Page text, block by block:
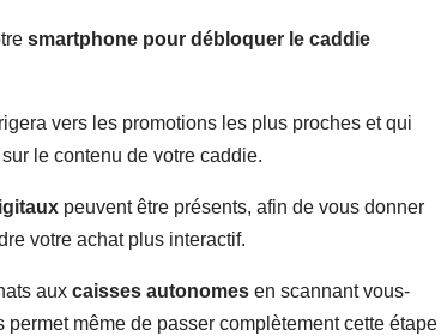
smartphone pour débloquer le caddie
vers les promotions les plus proches et qui
le contenu de votre caddie.
peuvent être présents, afin de vous donner
votre achat plus interactif.
aux caisses autonomesen scannant vous-
même de passer complètement cette étape